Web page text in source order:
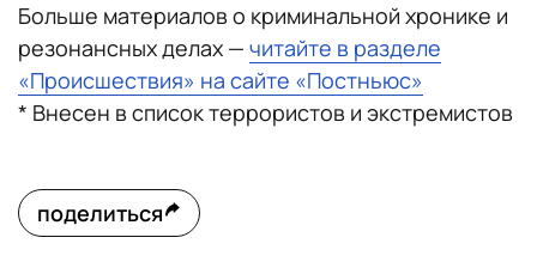
Больше материалов о криминальной хронике и
резонансных делах — читайте в разделе
«Происшествия» на сайте «Постньюс»
* Внесен в список террористов и экстремистов
поделиться